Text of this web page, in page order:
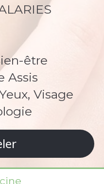
être
Assis
Visage